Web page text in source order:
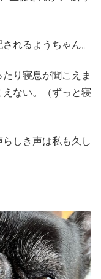
れるようちゃん。
り寝息が聞こえま
ない。（ずっと寝
しき声は私も久し